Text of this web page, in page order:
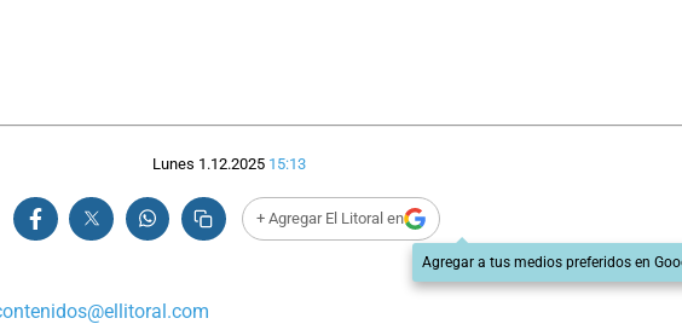
Lunes 1.12.2025 15:13
+ Agregar El Litoral en
Agregar a tus medios preferidos en